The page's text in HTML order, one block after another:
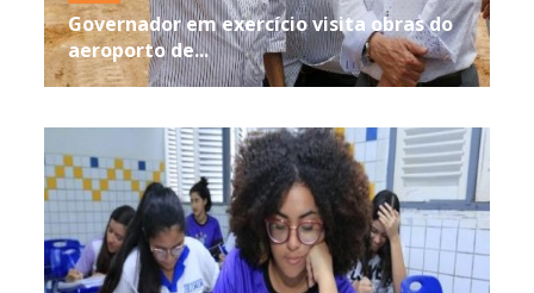
Governador em exercício visita obras do
aeroporto de...